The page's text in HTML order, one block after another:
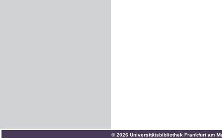
© 2026 Universitätsbibliothek Frankfurt am